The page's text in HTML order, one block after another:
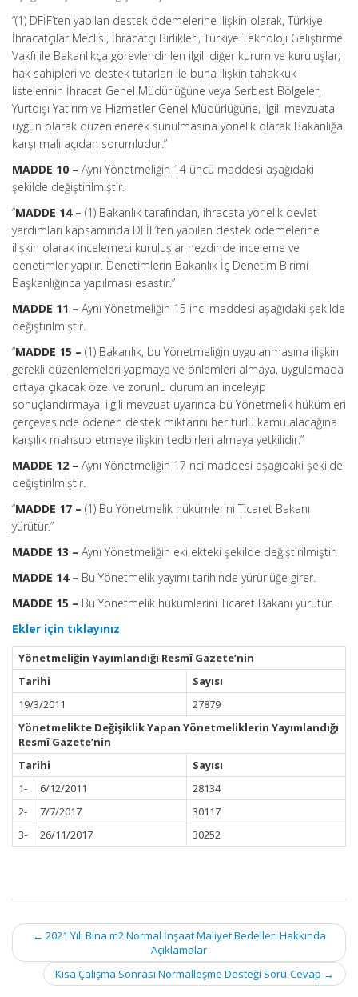
“(1) DFİF’ten yapılan destek ödemelerine ilişkin olarak, Türkiye
İhracatçılar Meclisi, İhracatçı Birlikleri, Türkiye Teknoloji Geliştirme
Vakfı ile Bakanlıkça görevlendirilen ilgili diğer kurum ve kuruluşlar;
hak sahipleri ve destek tutarları ile buna ilişkin tahakkuk
listelerinin İhracat Genel Müdürlüğüne veya Serbest Bölgeler,
Yurtdışı Yatırım ve Hizmetler Genel Müdürlüğüne, ilgili mevzuata
uygun olarak düzenlenerek sunulmasına yönelik olarak Bakanlığa
karşı mali açıdan sorumludur.”
MADDE 10 – Aynı Yönetmeliğin 14 üncü maddesi aşağıdaki
şekilde değiştirilmiştir.
“MADDE 14 – (1) Bakanlık tarafından, ihracata yönelik devlet
yardımları kapsamında DFİF’ten yapılan destek ödemelerine
ilişkin olarak incelemeci kuruluşlar nezdinde inceleme ve
denetimler yapılır. Denetimlerin Bakanlık İç Denetim Birimi
Başkanlığınca yapılması esastır.”
MADDE 11 – Aynı Yönetmeliğin 15 inci maddesi aşağıdaki şekilde
değiştirilmiştir.
“MADDE 15 – (1) Bakanlık, bu Yönetmeliğin uygulanmasına ilişkin
gerekli düzenlemeleri yapmaya ve önlemleri almaya, uygulamada
ortaya çıkacak özel ve zorunlu durumları inceleyip
sonuçlandırmaya, ilgili mevzuat uyarınca bu Yönetmelik hükümleri
çerçevesinde ödenen destek miktarını her türlü kamu alacağına
karşılık mahsup etmeye ilişkin tedbirleri almaya yetkilidir.”
MADDE 12 – Aynı Yönetmeliğin 17 nci maddesi aşağıdaki şekilde
değiştirilmiştir.
“MADDE 17 – (1) Bu Yönetmelik hükümlerini Ticaret Bakanı
yürütür.”
MADDE 13 – Aynı Yönetmeliğin eki ekteki şekilde değiştirilmiştir.
MADDE 14 – Bu Yönetmelik yayımı tarihinde yürürlüğe girer.
MADDE 15 – Bu Yönetmelik hükümlerini Ticaret Bakanı yürütür.
Ekler için tıklayınız
Yönetmeliğin Yayımlandığı Resmî Gazete’nin
Tarihi
Sayısı
19/3/2011
27879
Yönetmelikte Değişiklik Yapan Yönetmeliklerin Yayımlandığı
Resmî Gazete’nin
Tarihi
Sayısı
1-
6/12/2011
28134
2-
7/7/2017
30117
3-
26/11/2017 30252
Post
navigation
← 2021 Yılı Bina m2 Normal İnşaat Maliyet Bedelleri Hakkında
Açıklamalar
Kısa Çalışma Sonrası Normalleşme Desteği Soru-Cevap →